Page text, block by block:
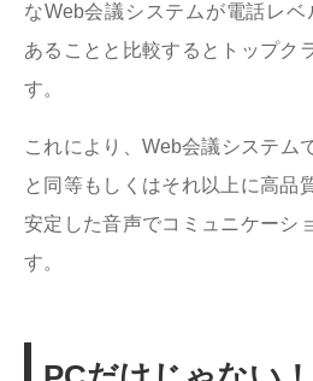
なWeb会議システムが電話レ
あることと比較するとトップク
す。
これにより、Web会議システム
と同等もしくはそれ以上に高品
安定した音声でコミュニケーシ
す。